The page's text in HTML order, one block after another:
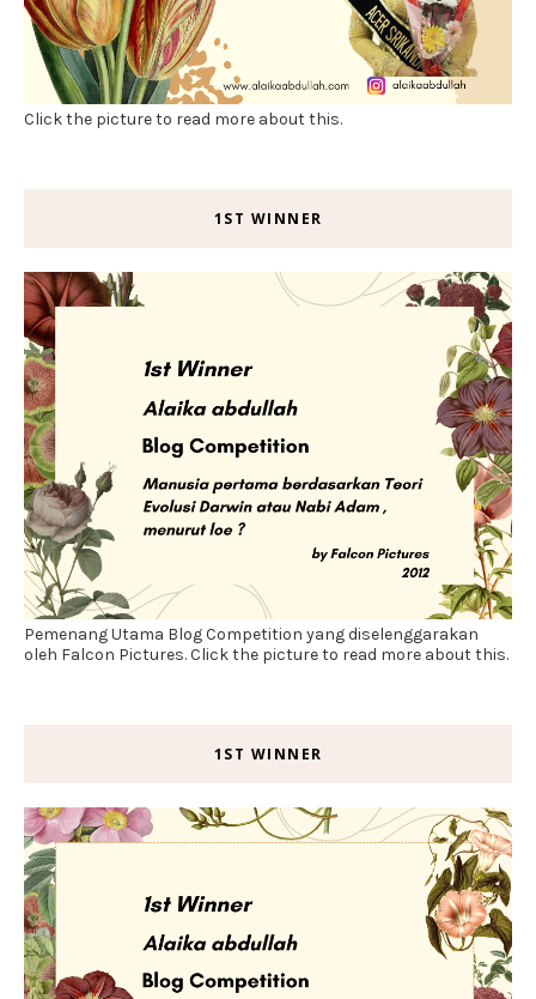
Click the picture to read more about this.
1ST WINNER
Pemenang Utama Blog Competition yang diselenggarakan
oleh Falcon Pictures. Click the picture to read more about this.
1ST WINNER